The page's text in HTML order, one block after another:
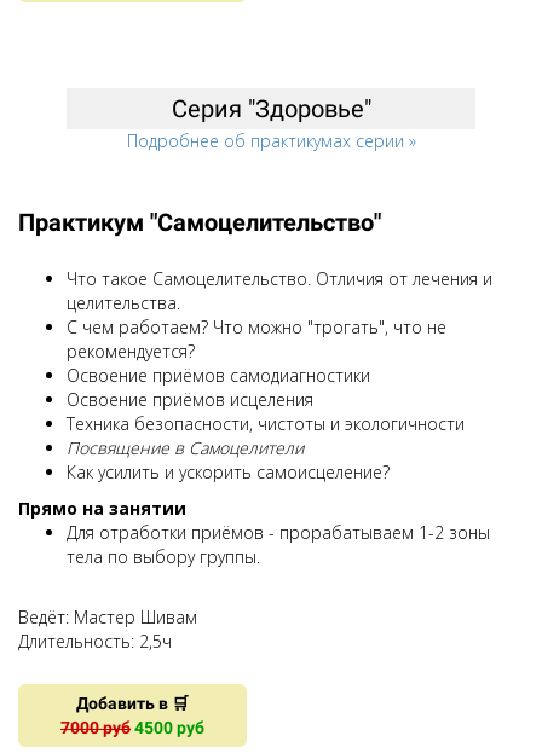
Ссылка на это место страницы:#prac_heal
Серия "Здоровье"
Подробнее об практикумах серии »
Практикум "Самоцелительство"
Что такое Самоцелительство. Отличия от лечения и
целительства.
С чем работаем? Что можно "трогать", что не
рекомендуется?
Освоение приёмов самодиагностики
Освоение приёмов исцеления
Техника безопасности, чистоты и экологичности
Посвящение в Самоцелители
Как усилить и ускорить самоисцеление?
Прямо на занятии
Для отработки приёмов - прорабатываем 1-2 зоны
тела по выбору группы.
Ведёт: Мастер Шивам
Длительность: 2,5ч
Добавить в 🛒
7000 руб4500 руб